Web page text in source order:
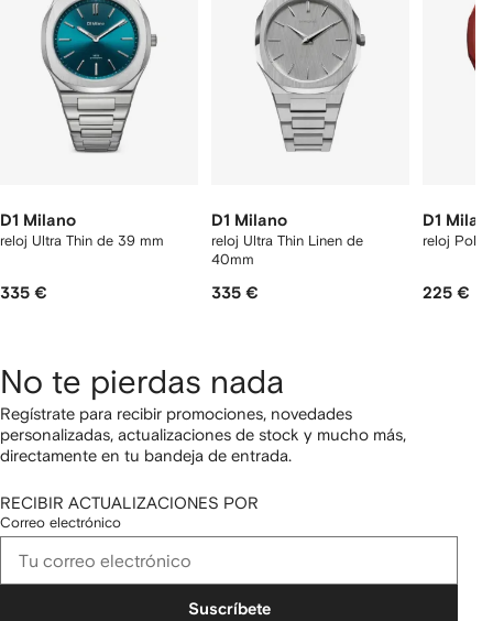
D1 Milano
reloj Ultra Thin de 39 mm
335 €
D1 Milano
reloj Ultra Thin Linen de
40mm
335 €
D1
reloj
225 €
No te pierdas nada
Regístrate para recibir promociones, novedades
personalizadas, actualizaciones de stock y mucho más,
directamente en tu bandeja de entrada.
RECIBIR ACTUALIZACIONES POR
Correo electrónico
Suscríbete